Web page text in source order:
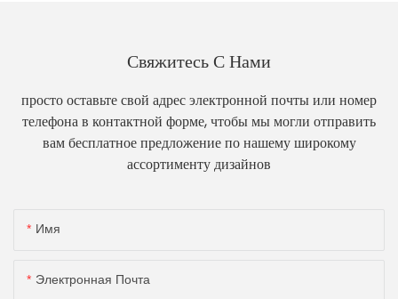
Свяжитесь С Нами
просто оставьте свой адрес электронной почты или номер
телефона в контактной форме, чтобы мы могли отправить
вам бесплатное предложение по нашему широкому
ассортименту дизайнов
Имя
Электронная Почта